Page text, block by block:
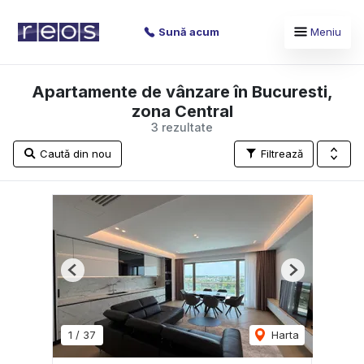
Sună acum Meniu
3 rezultate
Apartamente de vânzare în Bucuresti,
zona Central
Filtrează
Caută din nou
1 / 37 Harta
Previous Next